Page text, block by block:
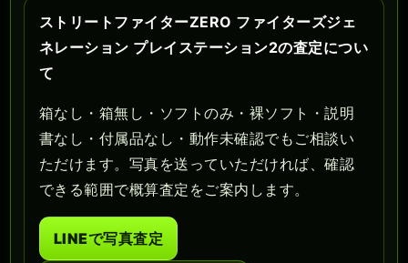
ストリートファイターZERO ファイターズジェ
ネレーション プレイステーション2の査定につい
て
箱なし・箱無し・ソフトのみ・裸ソフト・説明
書なし・付属品なし・動作未確認でもご相談い
ただけます。写真を送っていただければ、確認
できる範囲で概算査定をご案内します。
LINEで写真査定